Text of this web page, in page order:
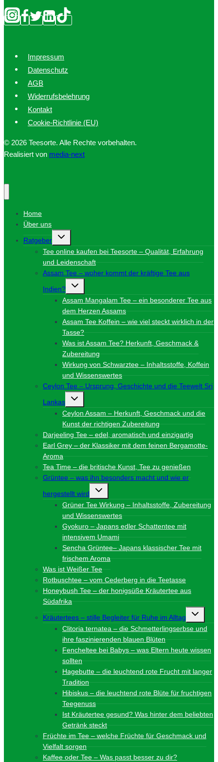
Impressum
Datenschutz
AGB
Widerrufsbelehrung
Kontakt
Cookie-Richtlinie (EU)
© 2026 Teesorte. Alle Rechte vorbehalten.
Realisiert von media-next
Home
Über uns
Ratgeber
Untermenü
Tee online kaufen bei Teesorte – Qualität, Erfahrung
und Leidenschaft
Assam Tee – woher kommt der kräftige Tee aus
Indien?
Untermenü
Assam Mangalam Tee – ein besonderer Tee aus
dem Herzen Assams
Assam Tee Koffein – wie viel steckt wirklich in der
Tasse?
Was ist Assam Tee? Herkunft, Geschmack &
Zubereitung
Wirkung von Schwarztee – Inhaltsstoffe, Koffein
und Wissenswertes
Ceylon Tee – Ursprung, Geschichte und die Teewelt Sri
Lankas
Untermenü
Ceylon Assam – Herkunft, Geschmack und die
Kunst der richtigen Zubereitung
Darjeeling Tee – edel, aromatisch und einzigartig
Earl Grey – der Klassiker mit dem feinen Bergamotte-
Aroma
Tea Time – die britische Kunst, Tee zu genießen
Grüntee – was ihn besonders macht und wie er
hergestellt wird
Untermenü
Grüner Tee Wirkung – Inhaltsstoffe, Zubereitung
und Wissenswertes
Gyokuro – Japans edler Schattentee mit
intensivem Umami
Sencha Grüntee– Japans klassischer Tee mit
frischem Aroma
Was ist Weißer Tee
Rotbuschtee – vom Cederberg in die Teetasse
Honeybush Tee – der honigsüße Kräutertee aus
Südafrika
Kräutertees – stille Begleiter für Ruhe im Alltag
Clitoria ternatea – die Schmetterlingserbse und
ihre faszinierenden blauen Blüten
Fencheltee bei Babys – was Eltern heute wissen
sollten
Hagebutte – die leuchtend rote Frucht mit langer
Tradition
Hibiskus – die leuchtend rote Blüte für fruchtigen
Teegenuss
Ist Kräutertee gesund? Was hinter dem beliebten
Getränk steckt
Früchte im Tee – welche Früchte für Geschmack und
Vielfalt sorgen
Kaffee oder Tee – Was passt besser zu dir?